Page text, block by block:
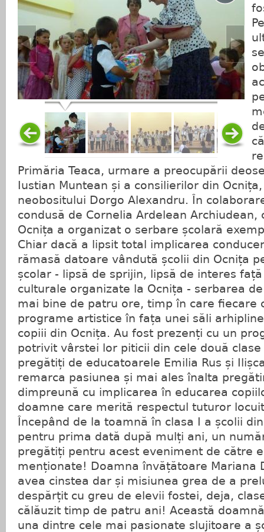
Primăria Teaca, urmare a preocupării
Iustian Muntean și a consilierilor din
neobositului Dorgo Alexandru. În
condusă de Cornelia Ardelean Archiudean,
Ocnița a organizat o serbare școlară
Chiar dacă a lipsit total implicarea
rămasă datoare vândută școlii din Ocnița
școlar - lipsă de sprijin, lipsă de interes
culturale organizate la Ocnița - serbarea
mai bine de patru ore, timp în care fiecare
programe artistice în fața unei săli
copiii din Ocnița. Au fost prezenți cu un
potrivit vârstei lor piticii din cele două
pregătiți de educatoarele Emilia Rus și
remarca pasiunea și mai ales înalta
dimpreună cu implicarea în educarea
doamne care merită respectul tuturor
Începând de la toamnă în clasa I a școlii
pentru prima dată după mulți ani, un
pregătiți pentru acest eveniment de către
menționate! Doamna învățătoare Mariana
avea cinstea dar și misiunea grea de a
despărțit cu greu de elevii fostei, deja,
călăuzit timp de patru ani! Această
una dintre cele mai pasionate slujitoare a